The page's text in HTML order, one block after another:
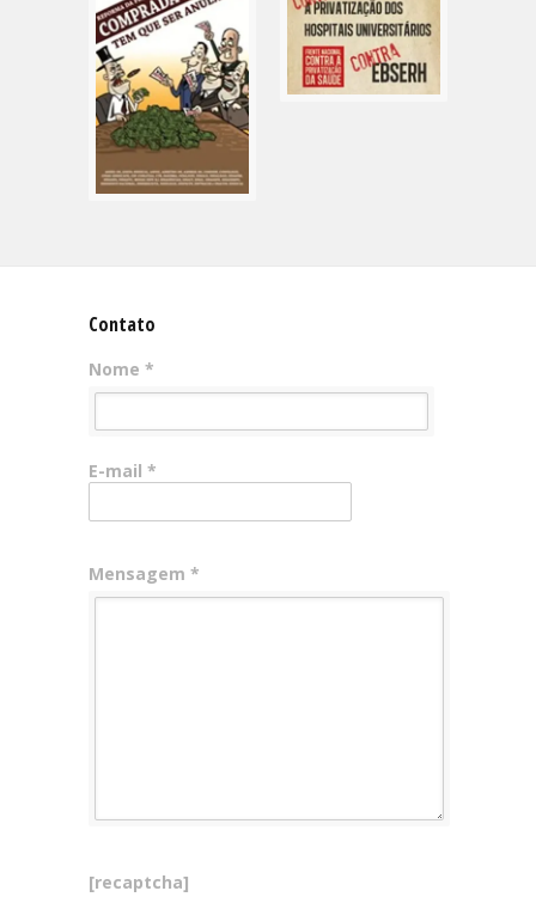
Contato
Nome *
E-mail *
Mensagem *
[recaptcha]